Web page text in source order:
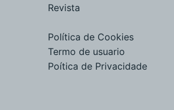
Revista
Política de Cookies
Termo de usuario
Poítica de Privacidade